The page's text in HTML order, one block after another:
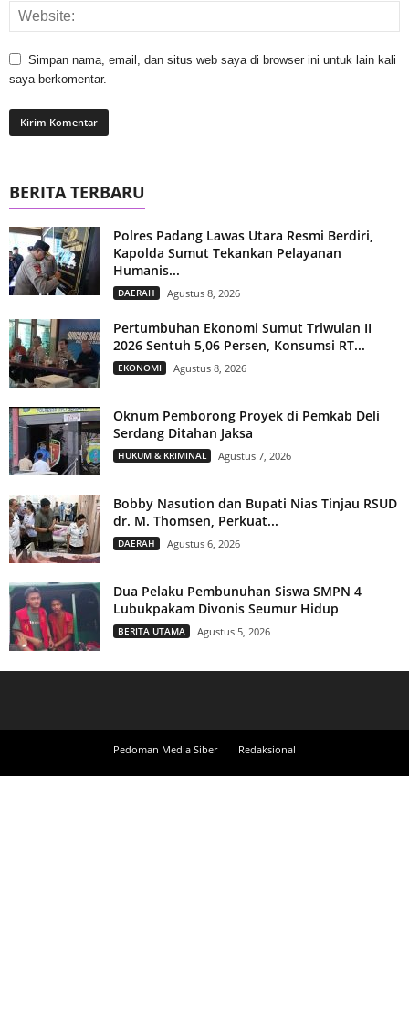
Simpan nama, email, dan situs web saya di browser ini untuk lain kali
saya berkomentar.
BERITA TERBARU
Polres Padang Lawas Utara Resmi Berdiri,
Kapolda Sumut Tekankan Pelayanan
Humanis...
DAERAH Agustus 8, 2026
Pertumbuhan Ekonomi Sumut Triwulan II
2026 Sentuh 5,06 Persen, Konsumsi RT...
EKONOMI Agustus 8, 2026
Oknum Pemborong Proyek di Pemkab Deli
Serdang Ditahan Jaksa
HUKUM & KRIMINAL Agustus 7, 2026
Bobby Nasution dan Bupati Nias Tinjau RSUD
dr. M. Thomsen, Perkuat...
DAERAH Agustus 6, 2026
Dua Pelaku Pembunuhan Siswa SMPN 4
Lubukpakam Divonis Seumur Hidup
BERITA UTAMA Agustus 5, 2026
Pedoman Media Siber Redaksional